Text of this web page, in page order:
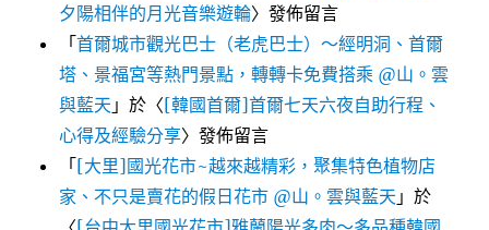
夕陽相伴的月光音樂遊輪〉發佈留言
「首爾城市觀光巴士（老虎巴士）～經明洞、首爾
塔、景福宮等熱門景點，轉轉卡免費搭乘 @山。雲
與藍天 」於〈[韓國首爾]首爾七天六夜自助行程、
心得及經驗分享〉發佈留言
「[大里]國光花市~越來越精彩，聚集特色植物店
家、不只是賣花的假日花市 @山。雲與藍天 」於